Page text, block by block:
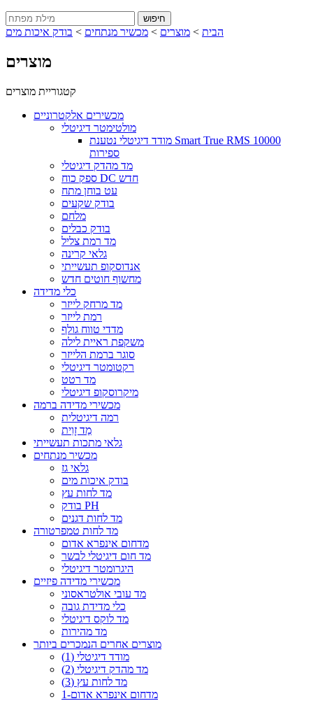
הבית > מוצרים > מכשיר מנתחים > בודק איכות מים
מוצרים
קטגוריית מוצרים
מכשירים אלקטרוניים
מולטימטר דיגיטלי
מודד דיגיטלי נטענת Smart True RMS 10000
ספירות
מד מהדק דיגיטלי
ספק כוח DC חדש
עט בוחן מתח
בודק שקעים
מלחם
בודק כבלים
מד רמת צליל
גלאי קרינה
אנדוסקופ תעשייתי
מחשוף חוטים חדש
כלי מדידה
מד מרחק לייזר
רמת לייזר
מדדי טווח גולף
משקפת ראיית לילה
סוגר ברמת הלייזר
רקטומטר דיגיטלי
מד רטט
מיקרוסקופ דיגיטלי
מכשירי מדידה ברמה
רמה דיגיטלית
מַד זָוִית
גלאי מתכות תעשייתי
מכשיר מנתחים
גלאי גז
בודק איכות מים
מד לחות עץ
בודק PH
מד לחות דגנים
מד לחות טמפרטורה
מדחום אינפרא אדום
מד חום דיגיטלי לבשר
היגרומטר דיגיטלי
מכשירי מדידה פיזיים
מד עובי אולטראסוני
כלי מדידת גובה
מד לוקס דיגיטלי
מד מהירות
מוצרים אחרים הנמכרים ביותר
מודד דיגיטלי (1)
מד מהדק דיגיטלי (2)
מד לחות עץ (3)
מדחום אינפרא אדום-1